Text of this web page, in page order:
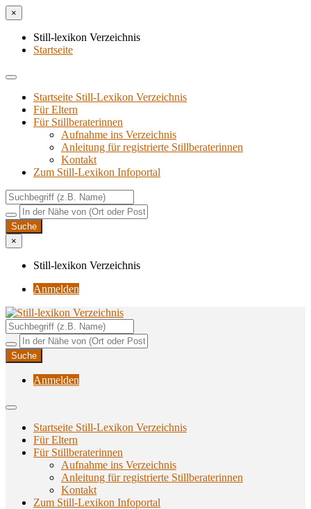
×
Still-lexikon Verzeichnis
Startseite
Startseite Still-Lexikon Verzeichnis
Für Eltern
Für Stillberaterinnen
Aufnahme ins Verzeichnis
Anlei­tung für regis­trier­te Stillberaterinnen
Kon­takt
Zum Still-Lexikon Infoportal
×
Still-lexikon Verzeichnis
Anmelden
Still-lexikon Verzeichnis
Unterstützungsangebote rund ums Stillen
Anmelden
Startseite Still-Lexikon Verzeichnis
Für Eltern
Für Stillberaterinnen
Aufnahme ins Verzeichnis
Anlei­tung für regis­trier­te Stillberaterinnen
Kon­takt
Zum Still-Lexikon Infoportal